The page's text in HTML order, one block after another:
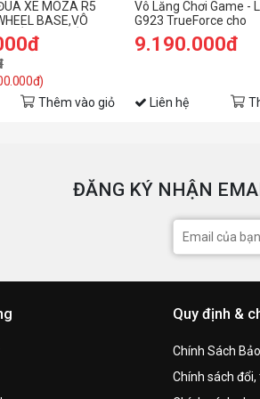
XE MOZA R5
BASE,VÔ
KẸP BÀN)
Thêm vào giỏ
Vô Lăng Chơi Game -
G923 TrueForce cho
PlayStation/PC (đi
9.190.000đ
Liên hệ
ĐĂNG KÝ NHẬN
Quy định &
Chính Sách
Chính sách